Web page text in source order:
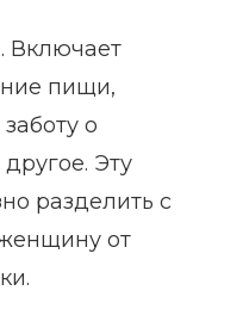
. Включает
пищи,
о
Эту
разделить с
от